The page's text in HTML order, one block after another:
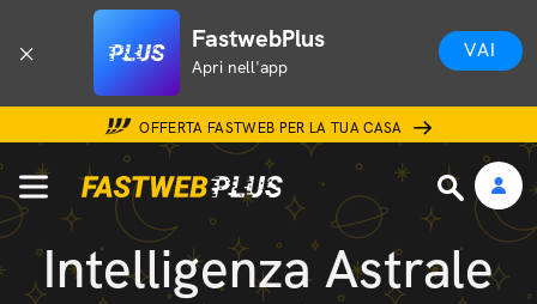
FastwebPlus
Apri nell'app
VAI
OFFERTA FASTWEB PER LA TUA CASA
Intelligenza Astrale